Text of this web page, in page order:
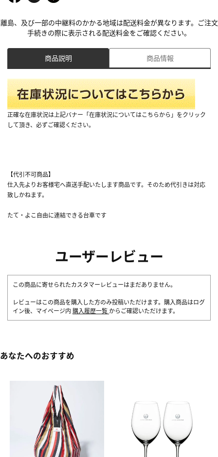
離島、及び一部の中継料のかかる地域は配送料金が異なります。ご注文
手続きの際に表示される配送料金をご確認ください。
商品説明 商品情報
正確な在庫状況は上記バナー「在庫状況についてはこちらから」をクリック
して頂き、必ずご確認ください。
【代引不可商品】
仕入先よりお客様宅へ直送手配いたします商品です。そのため代引きは対応
致しかねます。
たて・よこ自由に連結できる台車です
ユーザーレビュー
この商品に寄せられたカスタマーレビューはまだありません。
レビューはこの商品を購入した方のみ投稿いただけます。購入商品はログ
イン後、マイページ内 購入履歴一覧 からご確認いただけます。
あなたへのおすすめ